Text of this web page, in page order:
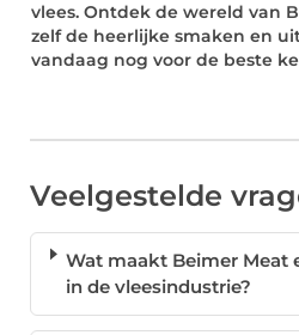
vlees. Ontdek de wereld van
zelf de heerlijke smaken en
vandaag nog voor de beste
Veelgestelde
Wat maakt Beimer Meat
in de vleesindustrie?